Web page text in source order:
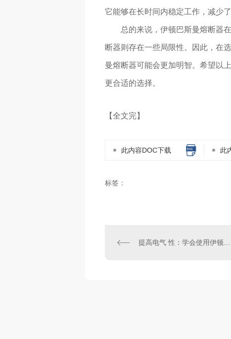
它能够在长时间内稳定工作，减少
总的来说，伊顿巴斯曼熔断器
断器则存在一些局限性。因此，在
曼熔断器可能会更加明智。希望以
更合适的选择。
【全文完】
此内容DOC下载 此
标签：
提高电气 性：学会使用伊顿巴斯曼熔断器